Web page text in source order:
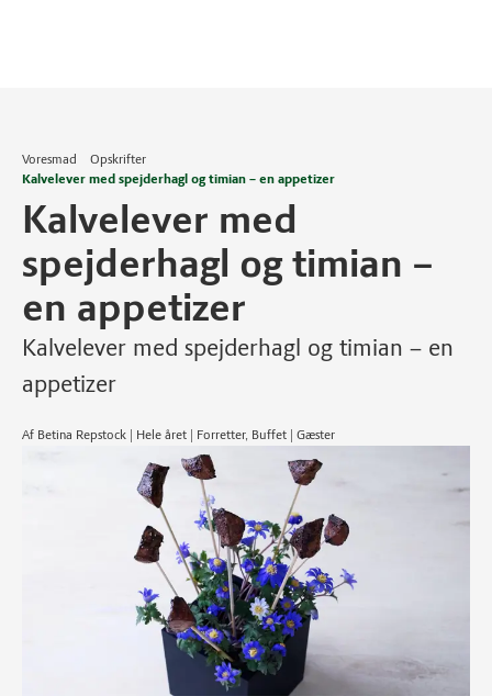
Voresmad
Opskrifter
Kalvelever med spejderhagl og timian – en appetizer
Kalvelever med
spejderhagl og timian –
en appetizer
Kalvelever med spejderhagl og timian – en
appetizer
Af Betina Repstock | Hele året | Forretter, Buffet | Gæster